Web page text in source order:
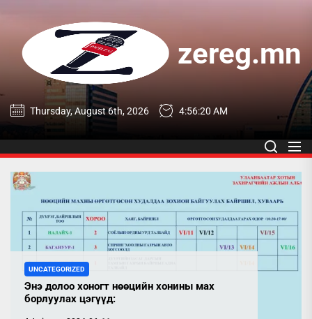
content
zereg.mn
zereg.mn
Thursday, August 6th, 2026 4:56:20 AM
UNCATEGORIZED
Энэ долоо хоногт нөөцийн хонины мах
борлуулах цэгүүд: